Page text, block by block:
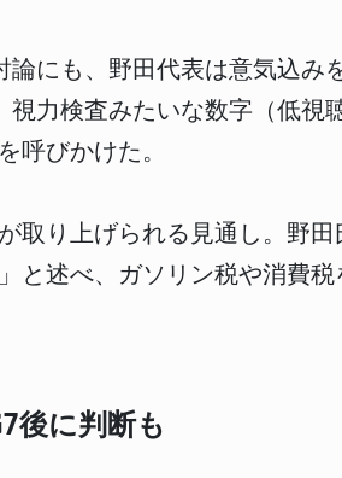
にも、野田代表は意気込み
力検査みたいな数字（低視
呼びかけた。
取り上げられる見通し。野
と述べ、ガソリン税や消費
後に判断も